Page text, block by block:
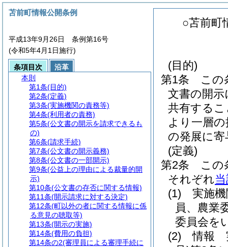
○苫前町
(目的)
第1条
この
文書の開
共有する
より一層
の発展に
(定義)
第2条
この
それぞれ
(1)
実施
員、農業
委員会を
(2)
情報
苫前町情報公開条例
平成13年9月26日 条例第16号
(令和5年4月1日施行)
条項目次
沿革
本則
第1条(目的)
第2条(定義)
第3条(実施機関の責務等)
第4条(利用者の責務)
第5条(公文書の開示を請求できるも
の)
第6条(請求手続)
第7条(公文書の開示義務)
第8条(公文書の一部開示)
第9条(公益上の理由による裁量的開
示)
第10条(公文書の存否に関する情報)
第11条(開示請求に対する決定)
第12条(町以外の者に関する情報に係
る意見の聴取等)
第13条(開示の実施)
第14条(費用の負担)
第14条の2(審理員による審理手続に